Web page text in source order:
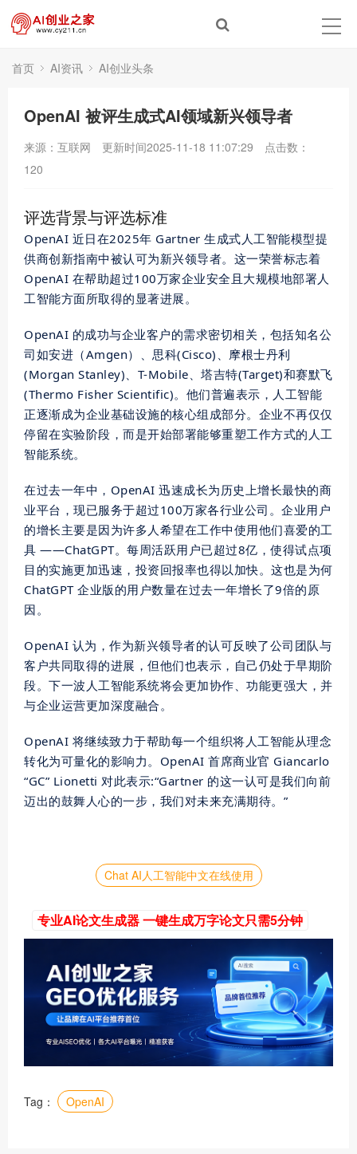
首页 AI资讯 AI创业头条
OpenAI 被评生成式AI领域新兴领导者
来源：互联网 更新时间2025-11-18 11:07:29
点击数：
120
评选背景与评选标准
OpenAI 近日在2025年 Gartner 生成式人工智能模型提
供商创新指南中被认可为新兴领导者。这一荣誉标志着
OpenAI 在帮助超过100万家企业安全且大规模地部署人
工智能方面所取得的显著进展。
OpenAI 的成功与企业客户的需求密切相关，包括知名公
司如安进（Amgen）、思科(Cisco)、摩根士丹利
(Morgan Stanley)、T-Mobile、塔吉特(Target)和赛默飞
(Thermo Fisher Scientific)。他们普遍表示，人工智能
正逐渐成为企业基础设施的核心组成部分。企业不再仅仅
停留在实验阶段，而是开始部署能够重塑工作方式的人工
智能系统。
在过去一年中，OpenAI 迅速成长为历史上增长最快的商
业平台，现已服务于超过100万家各行业公司。企业用户
的增长主要是因为许多人希望在工作中使用他们喜爱的工
具 ——ChatGPT。每周活跃用户已超过8亿，使得试点项
目的实施更加迅速，投资回报率也得以加快。这也是为何
ChatGPT 企业版的用户数量在过去一年增长了9倍的原
因。
OpenAI 认为，作为新兴领导者的认可反映了公司团队与
客户共同取得的进展，但他们也表示，自己仍处于早期阶
段。下一波人工智能系统将会更加协作、功能更强大，并
与企业运营更加深度融合。
OpenAI 将继续致力于帮助每一个组织将人工智能从理念
转化为可量化的影响力。OpenAI 首席商业官 Giancarlo
“GC” Lionetti 对此表示:“Gartner 的这一认可是我们向前
迈出的鼓舞人心的一步，我们对未来充满期待。”
Chat AI人工智能中文在线使用
专业AI论文生成器 一键生成万字论文只需5分钟
Tag： OpenAI